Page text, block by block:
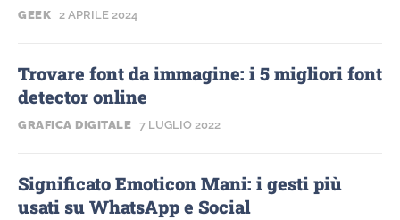
GEEK 2 APRILE 2024
Trovare font da immagine: i 5 migliori font
detector online
GRAFICA DIGITALE 7 LUGLIO 2022
Significato Emoticon Mani: i gesti più
usati su WhatsApp e Social